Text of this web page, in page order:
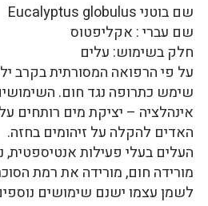
שם בוטני Eucalyptus globulus
שם עברי : אקליפטוס
חלק בשימוש: עלים
על פי הרפואה המסורתית בקרב
שימש כתרופה נגד חום.
אינהלציה – יציקת מים רותחים
האדים להקלה על זיהומים בחזה.
העלים בעלי פעילות אנטיספטית,
מורידה חום, מורידה את רמת
לשמן עצמו ישנם שימושים